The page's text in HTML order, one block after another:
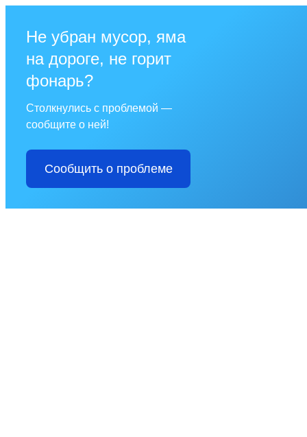
Не убран мусор, яма
на дороге, не горит
фонарь?
Столкнулись с проблемой —
сообщите о ней!
Сообщить о проблеме